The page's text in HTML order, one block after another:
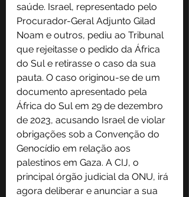
saúde. Israel, representado pelo
Procurador-Geral Adjunto Gilad
Noam e outros, pediu ao Tribunal
que rejeitasse o pedido da África
do Sul e retirasse o caso da sua
pauta. O caso originou-se de um
documento apresentado pela
África do Sul em 29 de dezembro
de 2023, acusando Israel de violar
obrigações sob a Convenção do
Genocídio em relação aos
palestinos em Gaza. A CIJ, o
principal órgão judicial da ONU, irá
agora deliberar e anunciar a sua